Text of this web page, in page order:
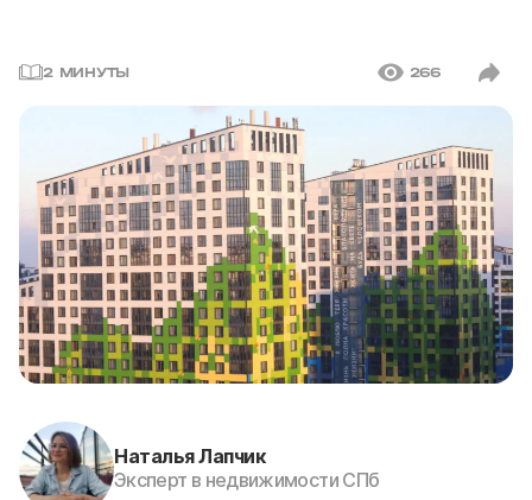
2 МИНУТЫ 266
Наталья Лапчик
Эксперт в недвижимости СПб